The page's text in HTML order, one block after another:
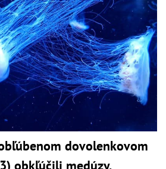
dovolenkovom
obkľúčili medúzy,